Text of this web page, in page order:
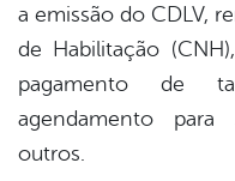
a emissão do CDLV,
de Habilitação
pagamento de
agendamento para
outros.